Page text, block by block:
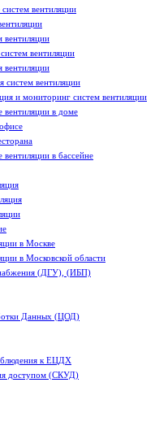
вентиляции
вентиляции
вентиляции
вентиляции
систем вентиляции
и мониторинг систем вентиляции
вентиляции в доме
в бассейне
в Москве
в Московской области
(ДГУ), (ИБП)
Данных (ЦОД)
к ЕЦДХ
доступом (СКУД)